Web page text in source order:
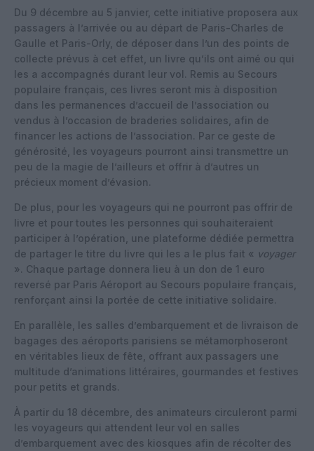
Du 9 décembre au 5 janvier, cette initiative proposera aux
passagers à l’arrivée ou au départ de Paris-Charles de
Gaulle et Paris-Orly, de déposer dans l’un des points de
collecte prévus à cet effet, un livre qu’ils ont aimé ou qui
les a accompagnés durant leur vol. Remis au Secours
populaire français, ces livres seront mis à disposition
dans les permanences d’accueil de l’association ou
vendus à l’occasion de braderies solidaires, afin de
financer les actions de l’association. Par ce geste de
générosité, les voyageurs pourront ainsi transmettre un
peu de la magie de l’ailleurs et offrir à d’autres un
précieux moment d’évasion.
De plus, pour les voyageurs qui ne pourront pas offrir de
livre et pour toutes les personnes qui souhaiteraient
participer à l’opération, une plateforme dédiée permettra
de partager le titre du livre qui les a le plus fait « voyager
». Chaque partage donnera lieu à un don de 1 euro
reversé par Paris Aéroport au Secours populaire français,
renforçant ainsi la portée de cette initiative solidaire.
En parallèle, les salles d’embarquement et de livraison de
bagages des aéroports parisiens se métamorphoseront
en véritables lieux de fête, offrant aux passagers une
multitude d’animations littéraires, gourmandes et festives
pour petits et grands.
À partir du 18 décembre, des animateurs circuleront parmi
les voyageurs qui attendent leur vol en salles
d’embarquement avec des kiosques afin de récolter des